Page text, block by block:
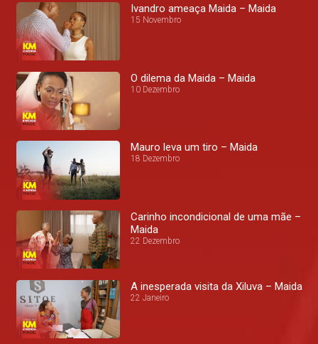
Ivandro ameaça Maida – Maida
15 Novembro
O dilema da Maida – Maida
10 Dezembro
Mauro leva um tiro – Maida
18 Dezembro
Carinho incondicional de uma mãe –
Maida
22 Dezembro
A inesperada visita da Xiluva – Maida
22 Janeiro